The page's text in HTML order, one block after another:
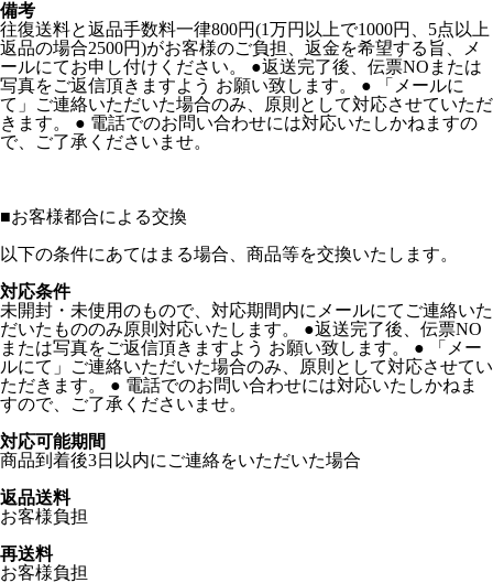
備考
往復送料と返品手数料一律800円(1万円以上で1000円、5点以上
返品の場合2500円)がお客様のご負担、返金を希望する旨、メ
ールにてお申し付けください。 ●返送完了後、伝票NOまたは
写真をご返信頂きますよう お願い致します。 ● 「メールに
て」ご連絡いただいた場合のみ、原則として対応させていただ
きます。 ● 電話でのお問い合わせには対応いたしかねますの
で、ご了承くださいませ。
■お客様都合による交換
以下の条件にあてはまる場合、商品等を交換いたします。
対応条件
未開封・未使用のもので、対応期間内にメールにてご連絡いた
だいたもののみ原則対応いたします。 ●返送完了後、伝票NO
または写真をご返信頂きますよう お願い致します。 ● 「メー
ルにて」ご連絡いただいた場合のみ、原則として対応させてい
ただきます。 ● 電話でのお問い合わせには対応いたしかねま
すので、ご了承くださいませ。
対応可能期間
商品到着後3日以内にご連絡をいただいた場合
返品送料
お客様負担
再送料
お客様負担